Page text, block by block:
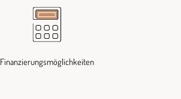
Finanzierungsmöglichkeiten